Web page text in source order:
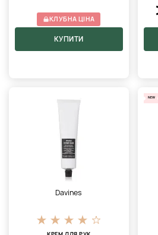
КЛУБНА ЦІНА
КУПИТИ
Davines
NEW